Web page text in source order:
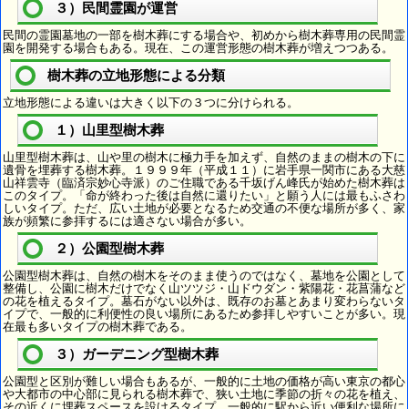
３）民間霊園が運営
民間の霊園墓地の一部を樹木葬にする場合や、初めから樹木葬専用の民間霊
園を開発する場合もある。現在、この運営形態の樹木葬が増えつつある。
樹木葬の立地形態による分類
立地形態による違いは大きく以下の３つに分けられる。
１）山里型樹木葬
山里型樹木葬は、山や里の樹木に極力手を加えず、自然のままの樹木の下に
遺骨を埋葬する樹木葬。１９９９年（平成１１）に岩手県一関市にある大慈
山祥雲寺（臨済宗妙心寺派）のご住職である千坂げん峰氏が始めた樹木葬は
このタイプ。「命が終わった後は自然に還りたい」と願う人には最もふさわ
しいタイプ。ただ、広い土地が必要となるため交通の不便な場所が多く、家
族が頻繁に参拝するには適さない場合が多い。
２）公園型樹木葬
公園型樹木葬は、自然の樹木をそのまま使うのではなく、墓地を公園として
整備し、公園に樹木だけでなく山ツツジ・山ドウダン・紫陽花・花菖蒲など
の花を植えるタイプ。墓石がない以外は、既存のお墓とあまり変わらないタ
イプで、一般的に利便性の良い場所にあるため参拝しやすいことが多い。現
在最も多いタイプの樹木葬である。
３）ガーデニング型樹木葬
公園型と区別が難しい場合もあるが、一般的に土地の価格が高い東京の都心
や大都市の中心部に見られる樹木葬で、狭い土地に季節の折々の花を植え、